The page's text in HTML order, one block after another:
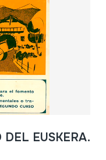
EUSKERA.